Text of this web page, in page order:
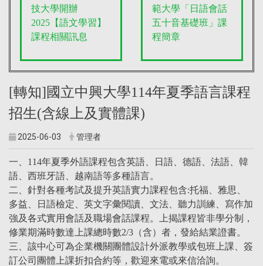
技大學開辦
2025【語文學習】
課程相關訊息
範大學「日語會話
五十音基礎班」課
程簡章
[轉知]國立中興大學114年夏季語言課程
招生(含線上及實體課)
2025-06-03 管理者
一、114年夏季外語課程包含英語、日語、德語、法語、韓
語、西班牙語、越南語等多種語言。
二、針對各種考試及提升英語實力課程包含:托福、雅思、
多益、日語檢定、英文字彙閱讀、文法、聽力訓練、寫作加
強及各式實用會話及職場會話課程。上揭課程皆非學分制，
修業期滿時數達上課總時數2/3（含）者，發給結業證書。
三、該中心可為企業機關團體設計外派教學或包班上課、簽
訂公司團體上課折扣合約等，歡迎來電或來信洽詢。